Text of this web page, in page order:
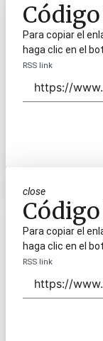
Código
Para copiar el
haga clic en el
RSS link
close
Código
Para copiar el
haga clic en el
RSS link